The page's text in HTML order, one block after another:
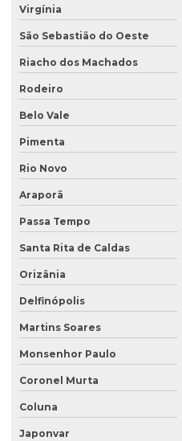
Virgínia
São Sebastião do Oeste
Riacho dos Machados
Rodeiro
Belo Vale
Pimenta
Rio Novo
Araporã
Passa Tempo
Santa Rita de Caldas
Orizânia
Delfinópolis
Martins Soares
Monsenhor Paulo
Coronel Murta
Coluna
Japonvar